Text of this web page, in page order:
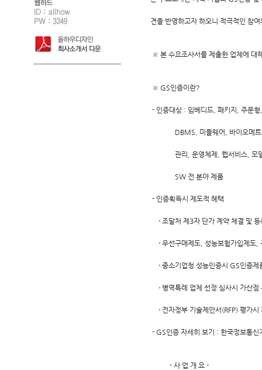
견을 반영하고자 하오니 적극적인 참
※ 본 수요조사서를 제출한 업체에 대
※ GS인증이란?
- 인증대상 : 임베디드, 패키지, 주문
DBMS, 미들웨어, 바이오메트릭
관리, 운영체제, 웹서비스, 모델
SW 전 분야 제품
- 인증획득시 제도적 혜택
→ 조달처 제3자 단가 계약 체결 및 등
→ 우선구매제도, 성능보험가입제도,
→ 중소기업청 성능인증시 GS인증제
→ 병역특례 업체 선정 심사시 가산점
→ 전자정부 기술제안서(RFP) 평가시
- GS인증 자세히 보기 : 한국정보통
- 사 업 개 요 -